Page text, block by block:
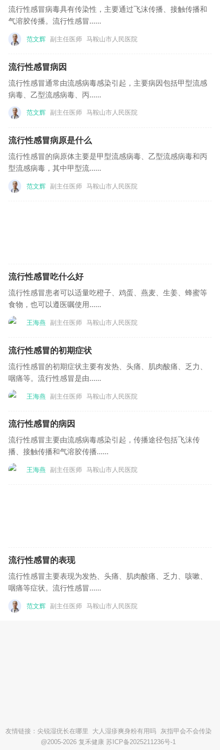
流行性感冒病毒具有传染性，主要通过飞沫传播、接触传播和
气溶胶传播。流行性感冒......
范文辉 副主任医师 马鞍山市人民医院
流行性感冒病因
流行性感冒通常由流感病毒感染引起，主要病因包括甲型流感
病毒、乙型流感病毒、丙......
范文辉 副主任医师 马鞍山市人民医院
流行性感冒病原是什么
流行性感冒的病原体主要是甲型流感病毒、乙型流感病毒和丙
型流感病毒，其中甲型流......
范文辉 副主任医师 马鞍山市人民医院
流行性感冒吃什么好
流行性感冒患者可以适量吃橙子、鸡蛋、燕麦、生姜、蜂蜜等
食物，也可以遵医嘱使用......
王海燕 副主任医师 马鞍山市人民医院
流行性感冒的初期症状
流行性感冒的初期症状主要有发热、头痛、肌肉酸痛、乏力、
咽痛等。流行性感冒是由......
王海燕 副主任医师 马鞍山市人民医院
流行性感冒的病因
流行性感冒主要由流感病毒感染引起，传播途径包括飞沫传
播、接触传播和气溶胶传播......
王海燕 副主任医师 马鞍山市人民医院
流行性感冒的表现
流行性感冒主要表现为发热、头痛、肌肉酸痛、乏力、咳嗽、
咽痛等症状。流行性感冒......
范文辉 副主任医师 马鞍山市人民医院
友情链接： 尖锐湿疣长在哪里 大人湿疹爽身粉有用吗 灰指甲会不会传染
@2005-2026 复禾健康苏ICP备2025211236号-1